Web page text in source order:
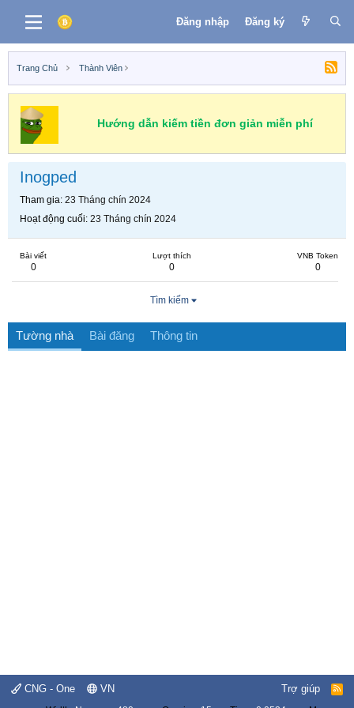
Đăng nhập Đăng ký
Trang Chủ Thành Viên
Hướng dẫn kiếm tiền đơn giản miễn phí
Inogped
Tham gia 23 Tháng chín 2024
Hoạt động cuối 23 Tháng chín 2024
Bài viết
0
Lượt thích
0
VNB Token
0
Tìm kiếm
Tường nhà Bài đăng Thông tin
CNG - One VN Trợ giúp
R